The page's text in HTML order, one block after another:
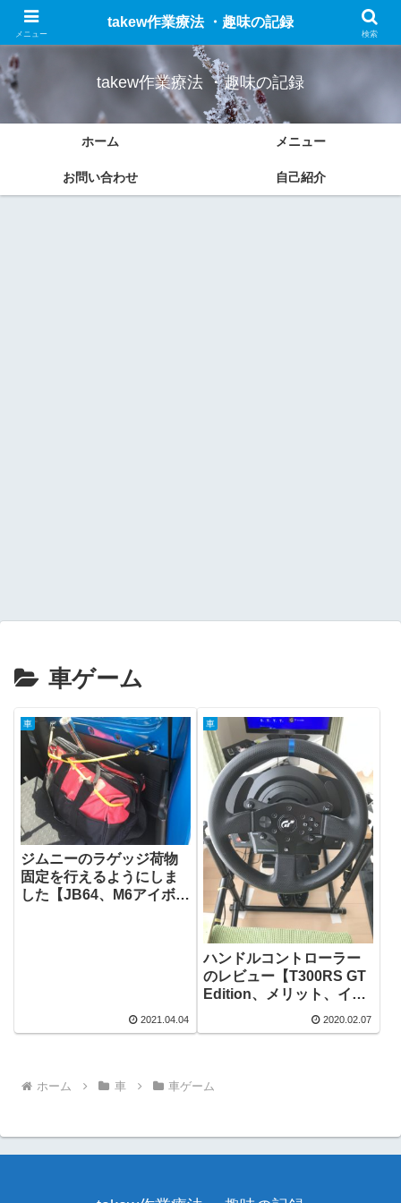
作業療法についての勉強したことのまとめと趣味(車、ドライブ、ブログなど)
takew作業療法 ・趣味の記録
ホーム メニュー
お問い合わせ 自己紹介
車ゲーム
車
ジムニーのラゲッジ荷物
固定を行えるようにしま
した【JB64、M6アイボル
2021.04.04
車
ハンドルコントローラー
のレビュー【T300RS GT
Edition、メリット、イレ
クターパイプ台】
2020.02.07
ホーム 車 車ゲーム
メニュー
takew作業療法 ・趣味の記録
検索